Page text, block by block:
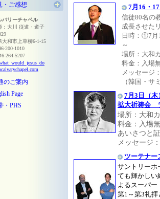
・ご感想
バリーチャペル
：大川 従道・道子
大和市上草柳6-1-15
200-1010
264-5207
のご案内
Page
・PHS
7月16・
信徒80名の
成長させた
日時：①7
～
場所：大和
料金：入場
メッセージ
（韓国・サ
7月3日（木
拡大祈祷会
場所：大和
料金：入場
あいさつと
メッセージ
ツーテナー
サントリーホ
ても輝かしい
よるスーパー
第1～第3礼